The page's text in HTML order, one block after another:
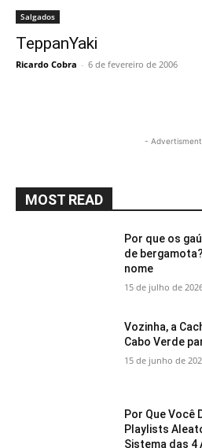
Salgados
TeppanYaki
Ricardo Cobra - 6 de fevereiro de 2006
-
MOST READ
Por que os
de
nome
15 de julho de
Vozinha, a
Cabo Verde
15 de junho de
Por Que Você
Playlists
Sistema das